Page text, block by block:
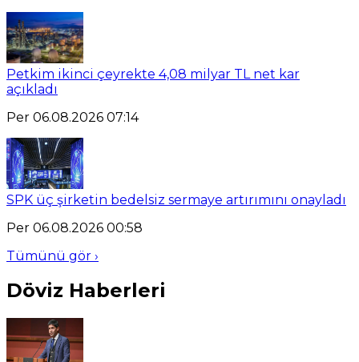
Petkim ikinci çeyrekte 4,08 milyar TL net kar
açıkladı
Per 06.08.2026 07:14
SPK üç şirketin bedelsiz sermaye artırımını onayladı
Per 06.08.2026 00:58
Tümünü gör ›
Döviz Haberleri